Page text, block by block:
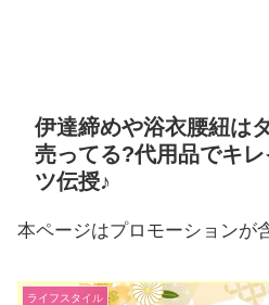
伊達締めや浴衣腰紐は
売ってる?代用品でキ
ツ伝授♪
本ページはプロモーションが
ライフスタイル